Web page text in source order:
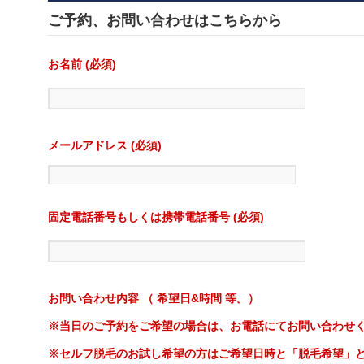
ご予約、お問い合わせはこちらから
お名前 (必須)
メールアドレス (必須)
固定電話番号もしくは携帯電話番号 (必須)
お問い合わせ内容 （ 希望日&時間 等。）
※当日のご予約をご希望の場合は、お電話にてお問い合わせ
※セルフ脱毛のお試し希望の方はご希望日時と「脱毛希望」